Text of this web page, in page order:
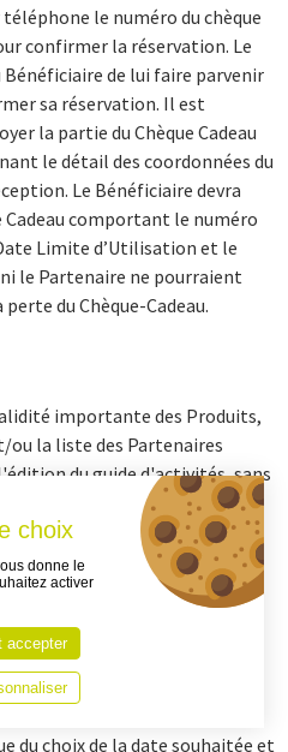
le numéro du chèque
confirmer la réservation. Le
de lui faire parvenir
sa réservation. Il est
la partie du Chèque Cadeau
le détail des coordonnées du
Le Bénéficiaire devra
Cadeau comportant le numéro
Limite d’Utilisation et le
le Partenaire ne pourraient
du Chèque-Cadeau.
importante des Produits,
la liste des Partenaires
du guide d'activités, sans
ne puisse être invoquée. De
des établissements du
au cours de la date de
Prestation, il appartient au
précis de la Prestation
Partenaires. Compte
tant en termes de sélection
du choix de la date souhaitée et
donne le
activer
accepter